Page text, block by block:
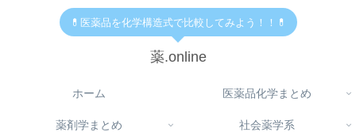
💊医薬品を化学構造式で比較してみよう！！💊
薬.online
ホーム 医薬品化学まとめ
薬剤学まとめ 社会薬学系